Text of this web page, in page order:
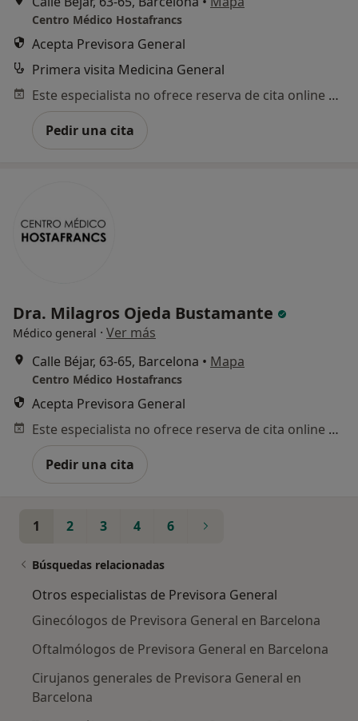
Centro Médico Hostafrancs
Acepta Previsora General
Primera visita Medicina General
Este especialista no ofrece reserva de cita online en esta dirección.
Pedir una cita
Dra. Milagros Ojeda Bustamante
Médico general · Ver más
Calle Béjar, 63-65, Barcelona • Mapa
Centro Médico Hostafrancs
Acepta Previsora General
Este especialista no ofrece reserva de cita online en esta dirección.
Pedir una cita
1 2 3 4 6
Búsquedas relacionadas
Otros especialistas de Previsora General
Ginecólogos de Previsora General en Barcelona
Oftalmólogos de Previsora General en Barcelona
Cirujanos generales de Previsora General en
Barcelona